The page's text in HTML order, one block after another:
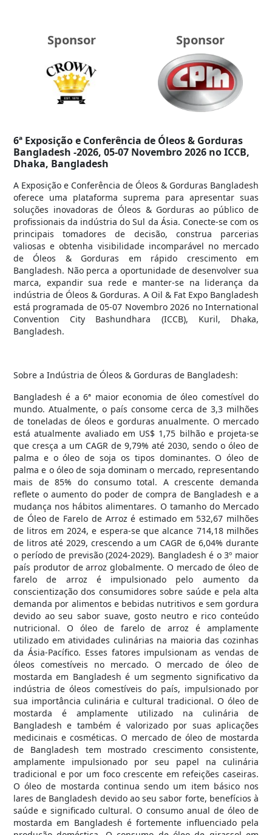
Sponsor Sponsor
6ª Exposição e Conferência de Óleos & Gorduras
Bangladesh -2026, 05-07 Novembro 2026 no ICCB,
Dhaka, Bangladesh
A Exposição e Conferência de Óleos & Gorduras Bangladesh
oferece uma plataforma suprema para apresentar suas
soluções inovadoras de Óleos & Gorduras ao público de
profissionais da indústria do Sul da Ásia. Conecte-se com os
principais tomadores de decisão, construa parcerias
valiosas e obtenha visibilidade incomparável no mercado
de Óleos & Gorduras em rápido crescimento em
Bangladesh. Não perca a oportunidade de desenvolver sua
marca, expandir sua rede e manter-se na liderança da
indústria de Óleos & Gorduras. A Oil & Fat Expo Bangladesh
está programada de 05-07 Novembro 2026 no International
Convention City Bashundhara (ICCB), Kuril, Dhaka,
Bangladesh.
Sobre a Indústria de Óleos & Gorduras de Bangladesh:
Bangladesh é a 6ª maior economia de óleo comestível do
mundo. Atualmente, o país consome cerca de 3,3 milhões
de toneladas de óleos e gorduras anualmente. O mercado
está atualmente avaliado em US$ 1,75 bilhão e projeta-se
que cresça a um CAGR de 9,79% até 2030, sendo o óleo de
palma e o óleo de soja os tipos dominantes. O óleo de
palma e o óleo de soja dominam o mercado, representando
mais de 85% do consumo total. A crescente demanda
reflete o aumento do poder de compra de Bangladesh e a
mudança nos hábitos alimentares. O tamanho do Mercado
de Óleo de Farelo de Arroz é estimado em 532,67 milhões
de litros em 2024, e espera-se que alcance 714,18 milhões
de litros até 2029, crescendo a um CAGR de 6,04% durante
o período de previsão (2024-2029). Bangladesh é o 3º maior
país produtor de arroz globalmente. O mercado de óleo de
farelo de arroz é impulsionado pelo aumento da
conscientização dos consumidores sobre saúde e pela alta
demanda por alimentos e bebidas nutritivos e sem gordura
devido ao seu sabor suave, gosto neutro e rico conteúdo
nutricional. O óleo de farelo de arroz é amplamente
utilizado em atividades culinárias na maioria das cozinhas
da Ásia-Pacífico. Esses fatores impulsionam as vendas de
óleos comestíveis no mercado. O mercado de óleo de
mostarda em Bangladesh é um segmento significativo da
indústria de óleos comestíveis do país, impulsionado por
sua importância culinária e cultural tradicional. O óleo de
mostarda é amplamente utilizado na culinária de
Bangladesh e também é valorizado por suas aplicações
medicinais e cosméticas. O mercado de óleo de mostarda
de Bangladesh tem mostrado crescimento consistente,
amplamente impulsionado por seu papel na culinária
tradicional e por um foco crescente em refeições caseiras.
O óleo de mostarda continua sendo um item básico nos
lares de Bangladesh devido ao seu sabor forte, benefícios à
saúde e significado cultural. O consumo anual de óleo de
mostarda em Bangladesh é fortemente influenciado pela